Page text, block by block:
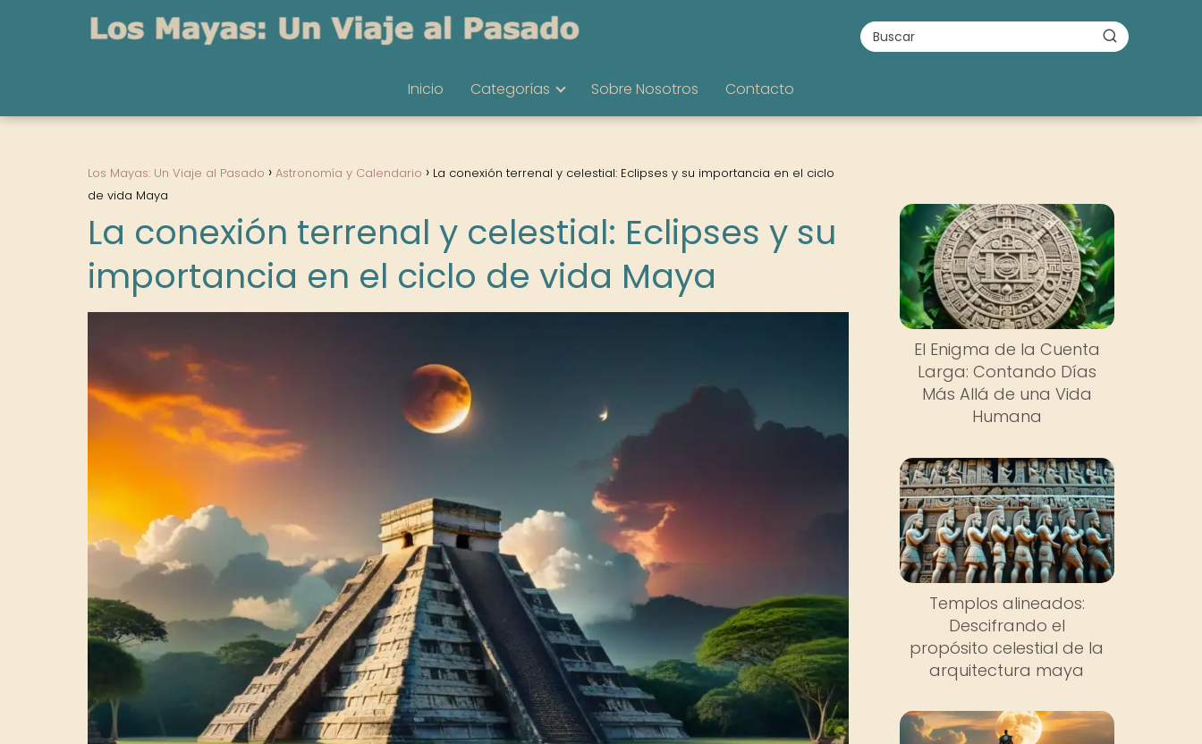
Inicio Categorías Sobre Nosotros Contacto
Los Mayas: Un Viaje al Pasado Astronomía y Calendario
La conexión terrenal y celestial: Eclipses y su importancia en el ciclo
de vida Maya
La conexión terrenal y celestial: Eclipses y su
importancia en el ciclo de vida Maya
El Enigma de la Cuenta
Larga: Contando Días
Más Allá de una Vida
Humana
Templos alineados:
Descifrando el
propósito celestial de la
arquitectura maya